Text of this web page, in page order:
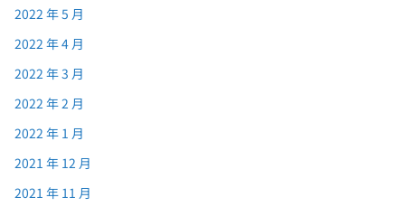
2022 年 5 月
2022 年 4 月
2022 年 3 月
2022 年 2 月
2022 年 1 月
2021 年 12 月
2021 年 11 月